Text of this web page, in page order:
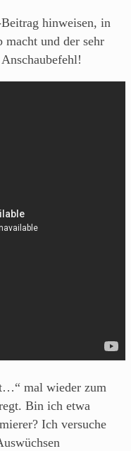
hinweisen, in
macht und der sehr
mal wieder zum
Bin ich etwa
Ich versuche